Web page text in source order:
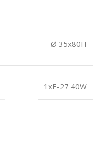
Ø 35x80H
1xΕ-27 40W